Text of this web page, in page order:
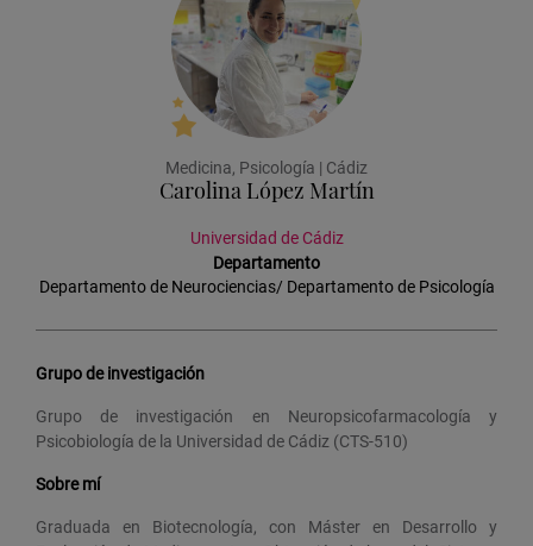
Medicina, Psicología | Cádiz
Carolina López Martín
Universidad de Cádiz
Departamento
Departamento de Neurociencias/ Departamento de Psicología
Grupo de investigación
Grupo de investigación en Neuropsicofarmacología y
Psicobiología de la Universidad de Cádiz (CTS-510)
Sobre mí
Graduada en Biotecnología, con Máster en Desarrollo y